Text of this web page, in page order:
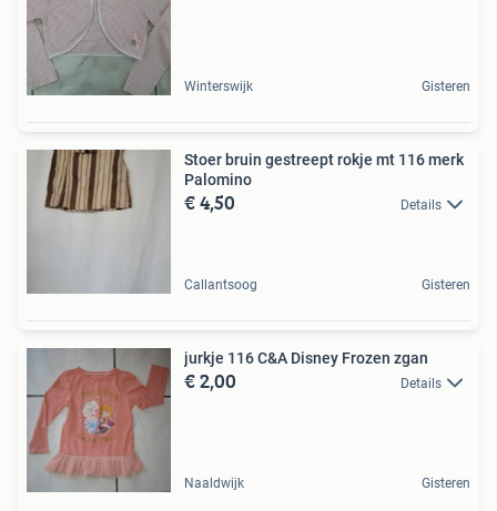
Winterswijk Gisteren
Stoer bruin gestreept rokje mt 116 merk
Palomino
€ 4,50 Details
Callantsoog Gisteren
jurkje 116 C&A Disney Frozen zgan
€ 2,00 Details
Naaldwijk Gisteren